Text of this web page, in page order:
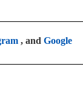
, and Google